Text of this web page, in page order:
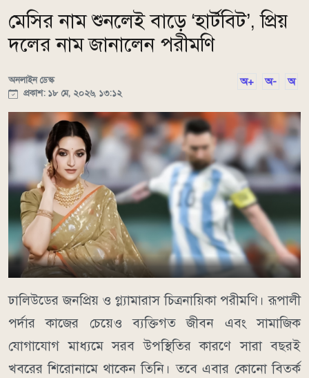
মেসির নাম শুনলেই বাড়ে ‘হার্টবিট’, প্রিয়
দলের নাম জানালেন পরীমণি
অনলাইন ডেস্ক
প্রকাশ: ১৮ মে, ২০২৬, ১৩:১২
অ+ অ- অ
ঢালিউডের জনপ্রিয় ও গ্ল্যামারাস চিত্রনায়িকা পরীমণি। রূপালী
পর্দার কাজের চেয়েও ব্যক্তিগত জীবন এবং সামাজিক
যোগাযোগ মাধ্যমে সরব উপস্থিতির কারণে সারা বছরই
খবরের শিরোনামে থাকেন তিনি। তবে এবার কোনো বিতর্ক